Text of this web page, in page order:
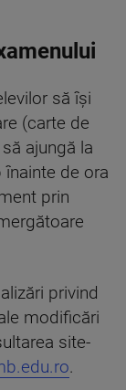
să își
(carte de
ajungă la
de ora
prin
privind
modificări
site-
.